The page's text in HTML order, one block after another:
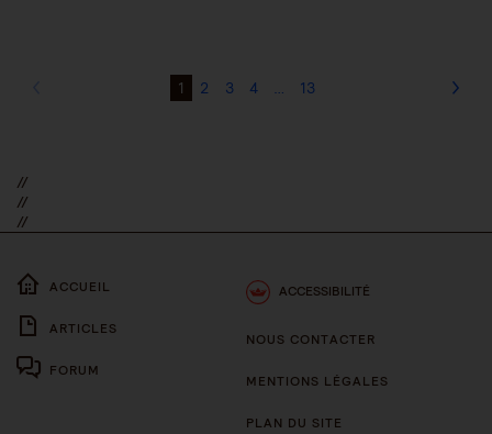
1 2 3 4 … 13
//
//
//
ACCUEIL
ARTICLES
FORUM
ACCESSIBILITÉ
NOUS CONTACTER
MENTIONS LÉGALES
PLAN DU SITE